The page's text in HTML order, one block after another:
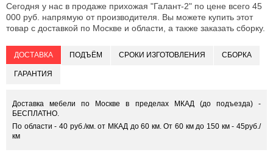
Сегодня у нас в продаже прихожая "Галант-2" по цене всего 45
000 руб. напрямую от производителя. Вы можете купить этот
товар с доставкой по Москве и области, а также заказать сборку.
ДОСТАВКА ПОДЪЁМ СРОКИ ИЗГОТОВЛЕНИЯ СБОРКА
ГАРАНТИЯ
Доставка мебели по Москве в пределах МКАД (до подъезда) -
БЕСПЛАТНО.
По области - 40 руб./км. от МКАД до 60 км. От 60 км до 150 км - 45руб./
км